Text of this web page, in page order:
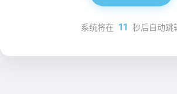
系统将在 11 秒后自动跳